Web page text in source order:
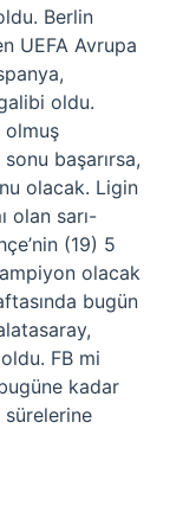
Berlin
UEFA Avrupa
oldu.
olmuş
başarırsa,
olacak. Ligin
olan sarı-
(19) 5
olacak
bugün
FB mi
kadar
sürelerine